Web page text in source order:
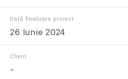
Dată finalizare proiect
26 Iunie 2024
Client
-